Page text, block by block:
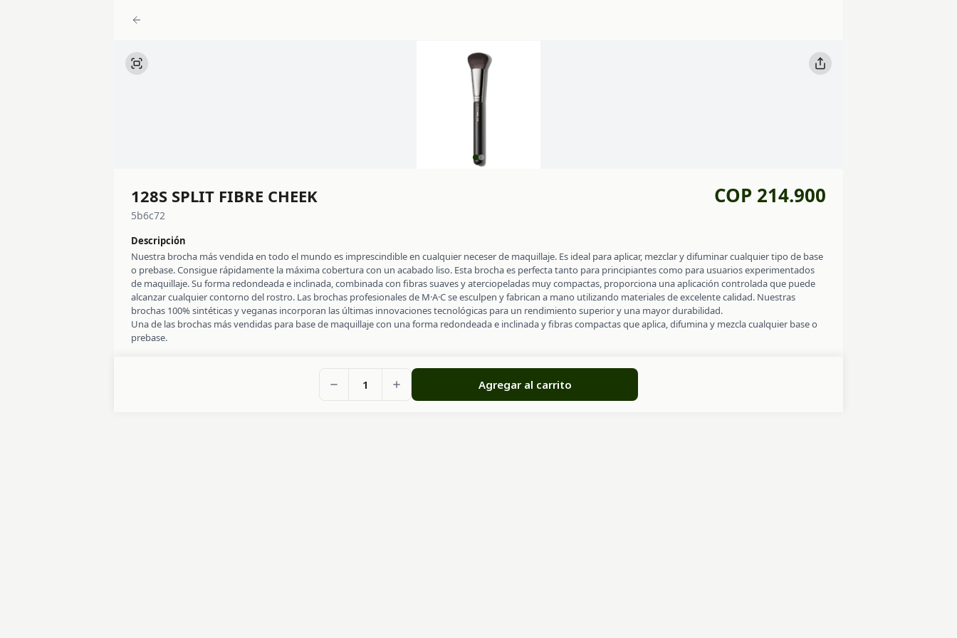
128S SPLIT FIBRE CHEEK COP 214.900
5b6c72
Descripción
Nuestra brocha más vendida en todo el mundo es imprescindible en cualquier neceser de maquillaje. Es ideal para aplicar, mezclar y difuminar cualquier tipo de base
o prebase. Consigue rápidamente la máxima cobertura con un acabado liso. Esta brocha es perfecta tanto para principiantes como para usuarios experimentados
de maquillaje. Su forma redondeada e inclinada, combinada con fibras suaves y aterciopeladas muy compactas, proporciona una aplicación controlada que puede
alcanzar cualquier contorno del rostro. Las brochas profesionales de M·A·C se esculpen y fabrican a mano utilizando materiales de excelente calidad. Nuestras
brochas 100% sintéticas y veganas incorporan las últimas innovaciones tecnológicas para un rendimiento superior y una mayor durabilidad.
Una de las brochas más vendidas para base de maquillaje con una forma redondeada e inclinada y fibras compactas que aplica, difumina y mezcla cualquier base o
prebase.
1 Agregar al carrito